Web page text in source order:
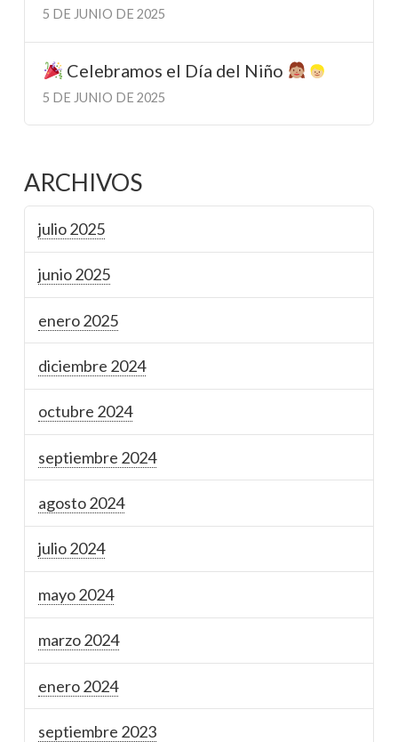
5 DE JUNIO DE 2025
Celebramos el Día del Niño
5 DE JUNIO DE 2025
ARCHIVOS
julio 2025
junio 2025
enero 2025
diciembre 2024
octubre 2024
septiembre 2024
agosto 2024
julio 2024
mayo 2024
marzo 2024
enero 2024
septiembre 2023